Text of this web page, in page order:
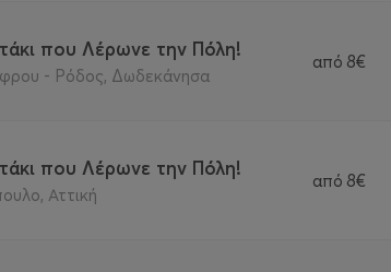
που Λέρωνε την Πόλη!
- Ρόδος, Δωδεκάνησα
από 8€
που Λέρωνε την Πόλη!
Αττική
από 8€